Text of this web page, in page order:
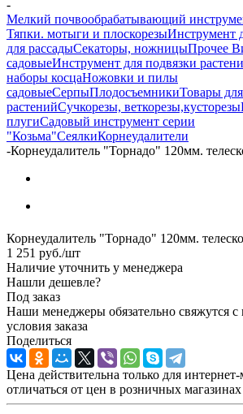
-
Мелкий почвообрабатывающий
Тяпки. мотыги и плоскорезыИнструмент
для рассадыСекаторы, ножницыПрочее
садовыеИнструмент для подвязки
наборы косцаНожовки и пилы
садовыеСерпыПлодосъемникиТовары
растенийСучкорезы, веткорезы,кусторезы
плугиСадовый инструмент серии
"Козьма"СеялкиКорнеудалители
-Корнеудалитель "Торнадо" 120мм.
Корнеудалитель "Торнадо" 120мм.
1 251 руб./шт
Наличие уточнить у менеджера
Нашли дешевле?
Под заказ
Наши менеджеры обязательно свяжутся с
условия заказа
Поделиться
Цена действительна только для
отличаться от цен в розничных магазинах